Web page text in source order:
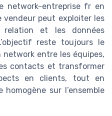
network-entreprise fr en
peut exploiter les
et les données
reste toujours le
entre les équipes,
contacts et transformer
en clients, tout en
sur l’ensemble